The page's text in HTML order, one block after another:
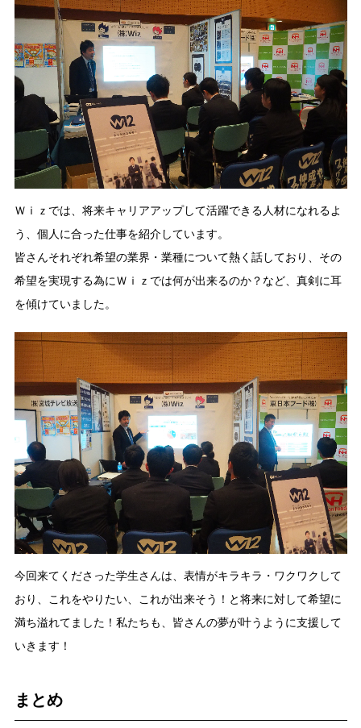
Ｗｉｚでは、将来キャリアアップして活躍できる人材になれるよ
う、個人に合った仕事を紹介しています。
皆さんそれぞれ希望の業界・業種について熱く話しており、その
希望を実現する為にＷｉｚでは何が出来るのか？など、真剣に耳
を傾けていました。
今回来てくださった学生さんは、表情がキラキラ・ワクワクして
おり、これをやりたい、これが出来そう！と将来に対して希望に
満ち溢れてました！私たちも、皆さんの夢が叶うように支援して
いきます！
まとめ